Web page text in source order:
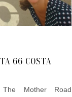
66 COSTA
Mother Road